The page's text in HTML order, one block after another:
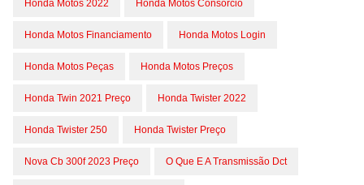
Honda Motos 2022 Honda Motos Consórcio
Honda Motos Financiamento Honda Motos Login
Honda Motos Peças Honda Motos Preços
Honda Twin 2021 Preço Honda Twister 2022
Honda Twister 250 Honda Twister Preço
Nova Cb 300f 2023 Preço O Que E A Transmissão Dct